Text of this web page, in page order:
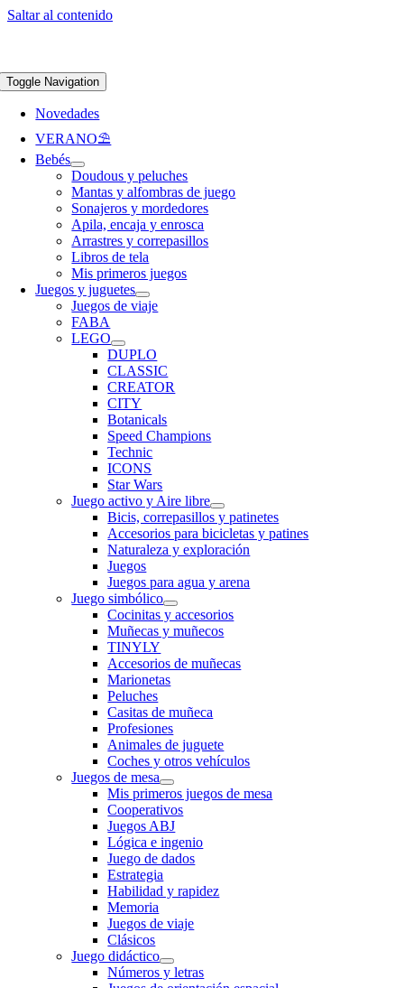
Saltar al contenido
Toggle Navigation
Novedades
VERANO⛱️​
Bebés
Doudous y peluches
Mantas y alfombras de juego
Sonajeros y mordedores
Apila, encaja y enrosca
Arrastres y correpasillos
Libros de tela
Mis primeros juegos
Juegos y juguetes
Juegos de viaje
FABA
LEGO
DUPLO
CLASSIC
CREATOR
CITY
Botanicals
Speed Champions
Technic
ICONS
Star Wars
Juego activo y Aire libre
Bicis, correpasillos y patinetes
Accesorios para bicicletas y patines
Naturaleza y exploración
Juegos
Juegos para agua y arena
Juego simbólico
Cocinitas y accesorios
Muñecas y muñecos
TINYLY
Accesorios de muñecas
Marionetas
Peluches
Casitas de muñeca
Profesiones
Animales de juguete
Coches y otros vehículos
Juegos de mesa
Mis primeros juegos de mesa
Cooperativos
Juegos ABJ
Lógica e ingenio
Juego de dados
Estrategia
Habilidad y rapidez
Memoria
Juegos de viaje
Clásicos
Juego didáctico
Números y letras